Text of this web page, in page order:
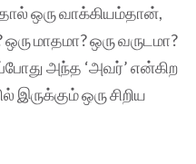
ஒரு வாக்கியம்தான்,
ஒரு மாதமா? ஒரு வருடமா?
அந்த ‘அவர்’ என்கிற
இருக்கும் ஒரு சிறிய